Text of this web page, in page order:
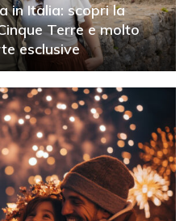
in Italia: scopri la
Terre e molto
esclusive